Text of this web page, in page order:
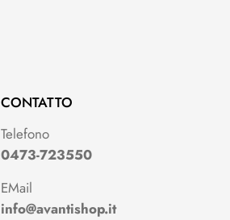
CONTATTO
Telefono
0473-723550
EMail
info@avantishop.it